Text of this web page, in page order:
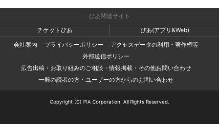
ぴあ関連サイト
チケットぴあ
ぴあ(アプリ&Web)
会社案内
プライバシーポリシー
アクセスデータの利用・著作権等
外部送信ポリシー
広告出稿・お取り組みのご相談・情報掲載・その他お問い合わせ
一般の読者の方・ユーザーの方からのお問い合わせ
Copyright (C) PIA Corporation. All Rights Reserved.